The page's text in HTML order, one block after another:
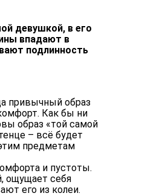
девушкой, в его
впадают в
подлинность
привычный образ
Как бы ни
образ «той самой
– всё будет
предметам
и пустоты.
ощущает себя
его из колеи.